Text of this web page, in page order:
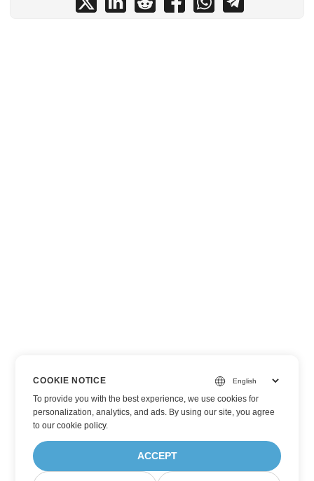
COOKIE NOTICE
To provide you with the best experience, we use cookies for
personalization, analytics, and ads. By using our site, you agree
toour cookie policy.
ACCEPT